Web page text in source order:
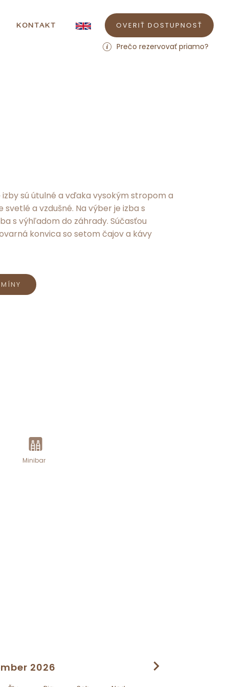
KONTAKT OVERIŤ DOSTUPNOSŤ
Prečo rezervovať priamo?
izby sú útulné a vďaka vysokým stropom a
a vzdušné. Na výber je izba s
s výhľadom do záhrady. Súčasťou
konvica so setom čajov a kávy
Minibar
2026